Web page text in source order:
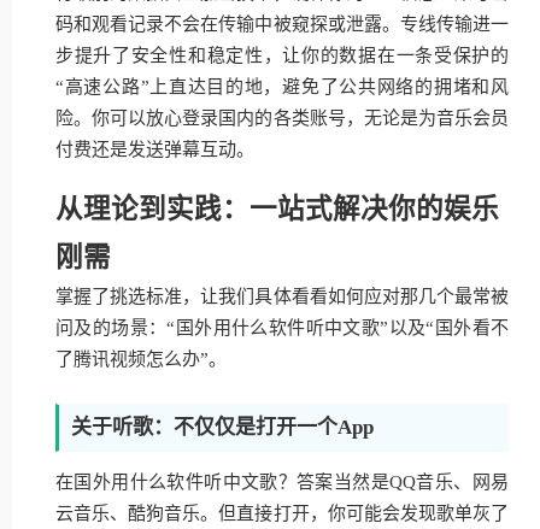
码和观看记录不会在传输中被窥探或泄露。专线传输进一
步提升了安全性和稳定性，让你的数据在一条受保护的
“高速公路”上直达目的地，避免了公共网络的拥堵和风
险。你可以放心登录国内的各类账号，无论是为音乐会员
付费还是发送弹幕互动。
从理论到实践：一站式解决你的娱乐
刚需
掌握了挑选标准，让我们具体看看如何应对那几个最常被
问及的场景：“国外用什么软件听中文歌”以及“国外看不
了腾讯视频怎么办”。
关于听歌：不仅仅是打开一个App
在国外用什么软件听中文歌？答案当然是QQ音乐、网易
云音乐、酷狗音乐。但直接打开，你可能会发现歌单灰了